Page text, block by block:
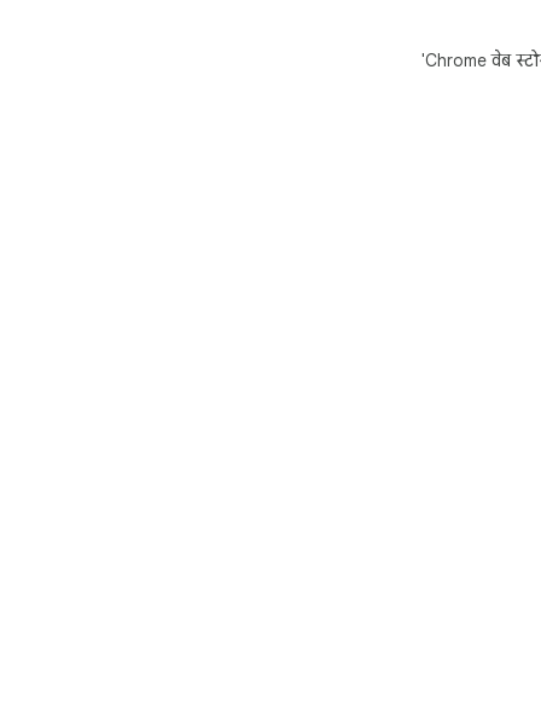
'Chrome वेब